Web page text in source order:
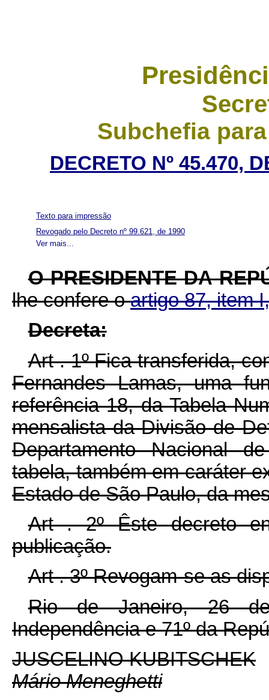
Subchefia
DECRETO Nº 45.470,
Ver mais...
Texto para impressão
Revogado pelo Decreto nº 99.621, de 1990
O PRESIDENTE DA
lhe confere oartigo 87, item
Decreta:
Art . 1º Fica transferida,
Fernandes Lamas, uma
referência 18, da Tabela
mensalista da Divisão de
Departamento Nacional
tabela, também em caráter
Estado de São Paulo, da
Art . 2º Êste decreto
publicação.
Art . 3º Revogam-se as
Rio de Janeiro, 26
Independência e 71º da
JUSCELINO KUBITSCHEK
Mário Meneghetti